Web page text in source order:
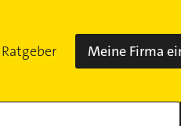
Ratgeber Meine Firma